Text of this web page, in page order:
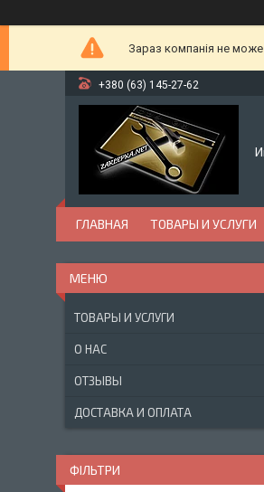
Зараз компанія не
+380 (63) 145-27-62
ГЛАВНАЯ ТОВАРЫ И УСЛУГИ
ТОВАРЫ И УСЛУГИ
О НАС
ОТЗЫВЫ
ДОСТАВКА И ОПЛАТА
ФІЛЬТРИ